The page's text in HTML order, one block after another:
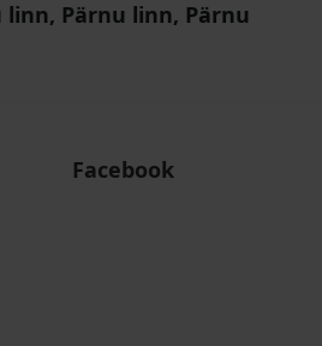
linn, Pärnu linn, Pärnu
Facebook